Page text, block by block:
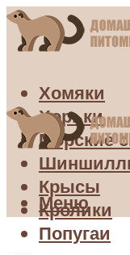
Хомяки
Хорьки
Морские
Крысы
Кролики
Попугаи
Меню